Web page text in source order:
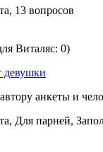
13 вопросов
Виталяс: 0)
девушки
анкеты и
Для парней,